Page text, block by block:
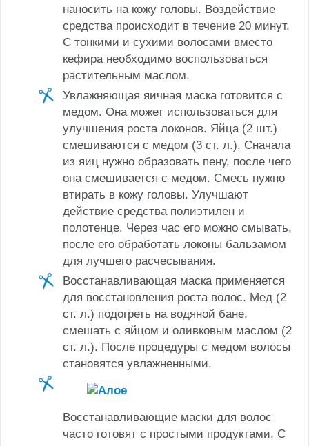
наносить на кожу головы. Воздействие
средства происходит в течение 20 минут.
С тонкими и сухими волосами вместо
кефира необходимо воспользоваться
растительным маслом.
Увлажняющая яичная маска готовится с
медом. Она может использоваться для
улучшения роста локонов. Яйца (2 шт.)
смешиваются с медом (3 ст. л.). Сначала
из яиц нужно образовать пену, после чего
она смешивается с медом. Смесь нужно
втирать в кожу головы. Улучшают
действие средства полиэтилен и
полотенце. Через час его можно смывать,
после его обработать локоны бальзамом
для лучшего расчесывания.
Восстанавливающая маска применяется
для восстановления роста волос. Мед (2
ст. л.) подогреть на водяной бане,
смешать с яйцом и оливковым маслом (2
ст. л.). После процедуры с медом волосы
становятся увлажненными.
Восстанавливающие маски для волос
часто готовят с простыми продуктами. С